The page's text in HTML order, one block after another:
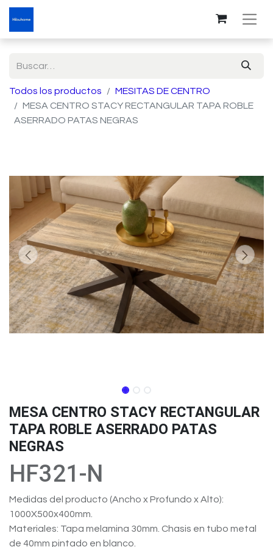
Todos los productos
MESITAS DE CENTRO
MESA CENTRO STACY RECTANGULAR TAPA ROBLE
ASERRADO PATAS NEGRAS
MESA CENTRO STACY RECTANGULAR
TAPA ROBLE ASERRADO PATAS
NEGRAS
HF321-N
Medidas del producto (Ancho x Profundo x Alto):
1000X500x400mm.
Materiales: Tapa melamina 30mm. Chasis en tubo metal
de 40mm pintado en blanco.